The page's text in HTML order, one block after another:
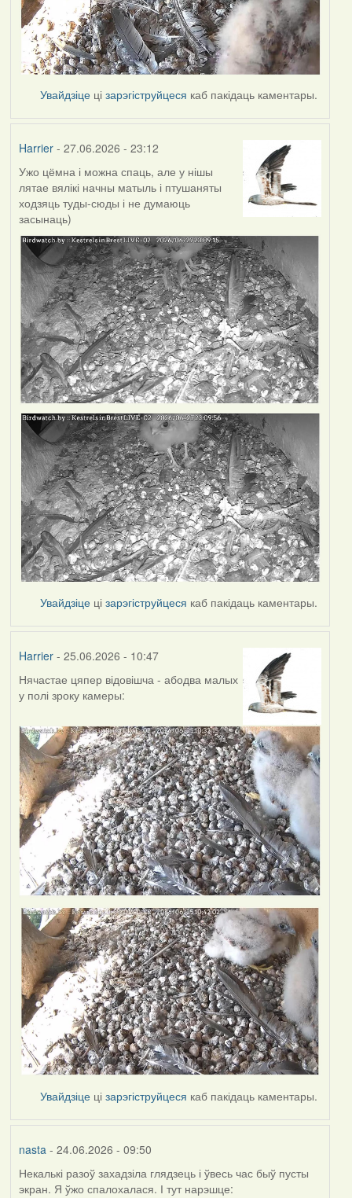
Увайдзіце цізарэгіструйцеся каб пакідаць каментары.
Harrier- 27.06.2026 - 23:12
Ужо цёмна і можна спаць, але у нішы
лятае вялікі начны матыль і птушаняты
ходзяць туды-сюды і не думаюць
засынаць)
Увайдзіце цізарэгіструйцеся каб пакідаць каментары.
Harrier- 25.06.2026 - 10:47
Нячастае цяпер відовішча - абодва малых
у полі зроку камеры:
Увайдзіце цізарэгіструйцеся каб пакідаць каментары.
nasta- 24.06.2026 - 09:50
Некалькі разоў захадзіла глядзець і ўвесь час быў пусты
экран. Я ўжо спалохалася. І тут нарэшце: